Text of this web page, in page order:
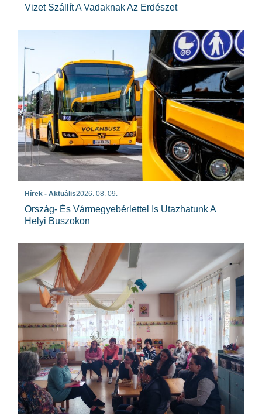
Vizet Szállít A Vadaknak Az Erdészet
Hírek - Aktuális2026. 08. 09.
Ország- És Vármegyebérlettel Is Utazhatunk A
Helyi Buszokon